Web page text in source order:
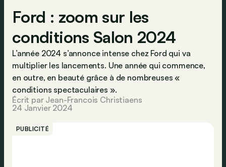
Ford : zoom sur les
conditions Salon 2024
L’année 2024 s’annonce intense chez Ford qui va
multiplier les lancements. Une année qui commence,
en outre, en beauté grâce à de nombreuses «
conditions spectaculaires ».
Écrit par Jean-Francois Christiaens
24 Janvier 2024
PUBLICITÉ